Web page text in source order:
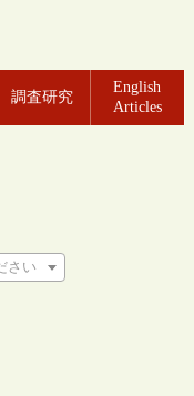
調査研究
English
Articles
さい